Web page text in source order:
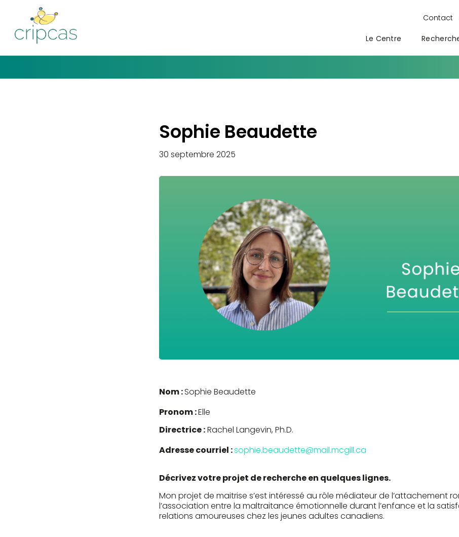
Contact
Le Centre
Sophie Beaudette
30 septembre 2025
Nom :Sophie Beaudette
Pronom :Elle
Directrice :Rachel Langevin, Ph.D.
Adresse courriel :sophie.beaudette@mail.mcgill.ca
Décrivez votre projet de recherche en quelques lignes.
Mon projet de maitrise s’est intéressé au rôle médiateur de l’attachement
l’association entre la maltraitance émotionnelle durant l’enfance et la
relations amoureuses chez les jeunes adultes canadiens.